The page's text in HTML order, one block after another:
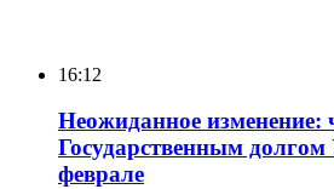
16:12
Неожиданное изменение:
Государственным
феврале